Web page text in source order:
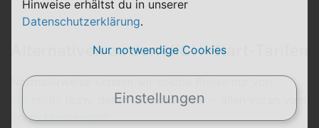
Alternativen zu den HIGH-Start-Tarifen
Normalerweise kennen wir solche Preise nur von
(bzw. deren Untermarken) − allen voran vom
crash Minutentarif.
Hinweise erhältst du in unserer
Datenschutzerklärung.
Nur notwendige Cookies
Einstellungen